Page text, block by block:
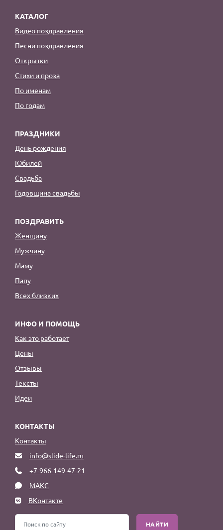
КАТАЛОГ
Видео поздравления
Песни поздравления
Открытки
Стихи и проза
По именам
По годам
ПРАЗДНИКИ
День рождения
Юбилей
Свадьба
Годовщина свадьбы
ПОЗДРАВИТЬ
Женщину
Мужчину
Маму
Папу
Всех близких
ИНФО И ПОМОЩЬ
Как это работает
Цены
Отзывы
Тексты
Идеи
КОНТАКТЫ
Контакты
info@slide-life.ru
+7-966-149-47-21
МАКС
ВКонтакте
НАЙТИ